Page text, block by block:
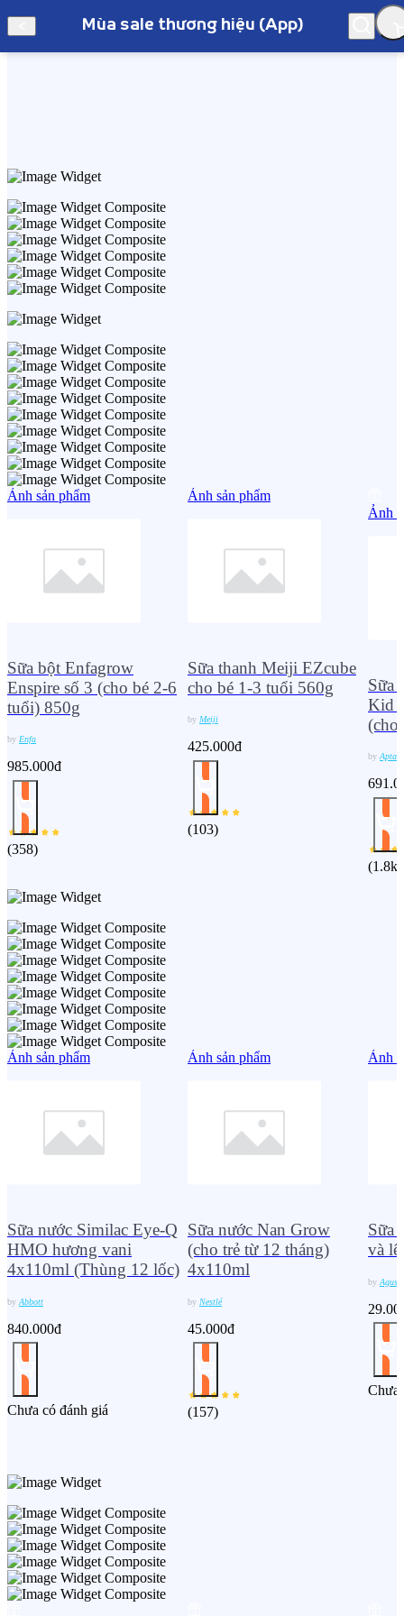
Mùa sale thương hiệu (App)
Hà Nội
Mùa sale thương hiệu (App)
Ảnh sản phẩm
Sữa bột Enfagrow
Enspire số 3 (cho bé 2-6
tuổi) 850g
by Enfa
985.000đ
(358)
Ảnh sản phẩm
Sữa thanh Meiji EZcube
cho bé 1-3 tuổi 560g
by Meiji
425.000đ
(103)
Ảnh
Sữa
Kid
(cho
by
(1.8k
Ảnh sản phẩm
Sữa nước Similac Eye-Q
HMO hương vani
4x110ml (Thùng 12 lốc)
by Abbott
840.000đ
Chưa có đánh giá
Ảnh sản phẩm
Sữa nước Nan Grow
(cho trẻ từ 12 tháng)
4x110ml
by Nestlé
45.000đ
(157)
Ảnh
Sữa
và
by
Chưa